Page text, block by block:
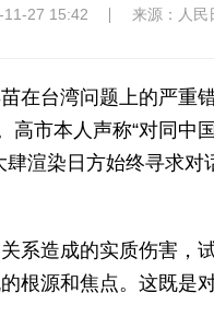
11-27 15:42 来源：人民
在台湾问题上的严重
高市本人声称“对同中
渲染日方始终寻求
系造成的实质伤害，
根源和焦点。这既是